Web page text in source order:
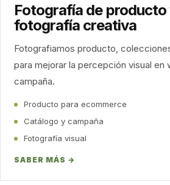
Fotografía de producto
fotografía creativa
Fotografiamos producto,
para mejorar la percepción visual en
campaña.
Producto para ecommerce
Catálogo y campaña
Fotografía visual
SABER MÁS →